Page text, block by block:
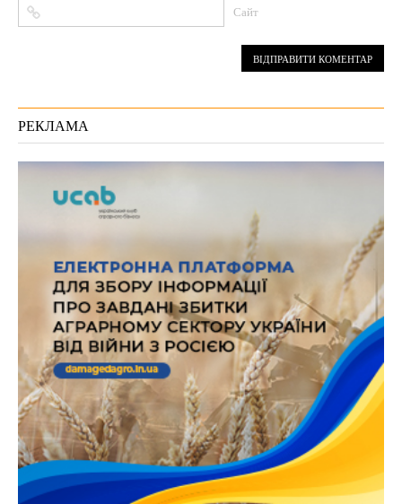
Сайт
РЕКЛАМА